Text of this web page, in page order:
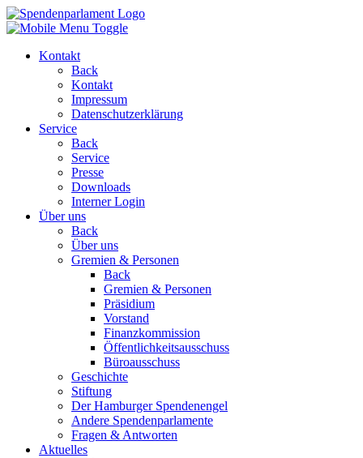
Kontakt
Back
Kontakt
Impressum
Datenschutzerklärung
Service
Back
Service
Presse
Downloads
Interner Login
Über uns
Back
Über uns
Gremien & Personen
Back
Gremien & Personen
Präsidium
Vorstand
Finanzkommission
Öffentlichkeitsausschuss
Büroausschuss
Geschichte
Stiftung
Der Hamburger Spendenengel
Andere Spendenparlamente
Fragen & Antworten
Aktuelles